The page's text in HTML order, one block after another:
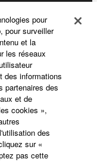
pour
pour surveiller
et la
les réseaux
des informations
partenaires des
et de
cookies »,
des
sur «
pas cette